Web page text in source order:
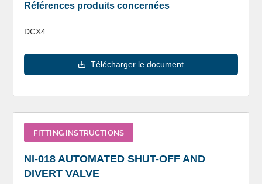
Références produits concernées
DCX4
Télécharger le document
FITTING INSTRUCTIONS
NI-018 AUTOMATED SHUT-OFF AND
DIVERT VALVE